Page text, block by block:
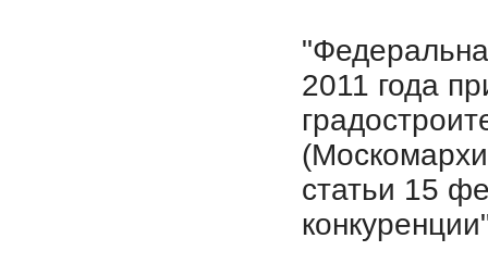
2011 года
статьи 15